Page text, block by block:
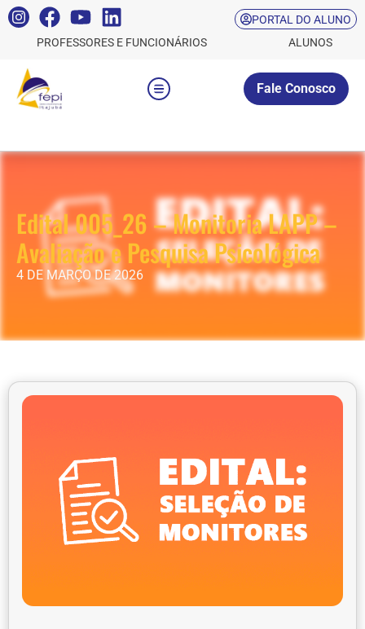
PORTAL DO ALUNO
PROFESSORES E FUNCIONÁRIOS
ALUNOS
Fale Conosco
Edital 005_26 – Monitoria LAPP –
Avaliação e Pesquisa Psicológica
4 DE MARÇO DE 2026